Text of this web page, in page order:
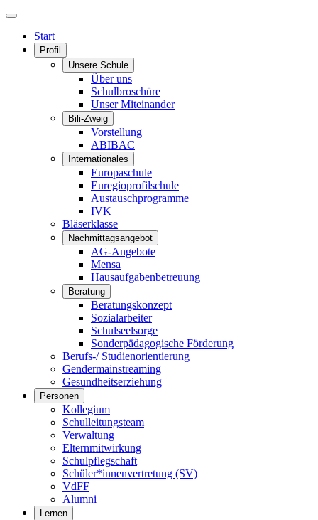
Start
Profil
Unsere Schule
Über uns
Schulbroschüre
Unser Miteinander
Bili-Zweig
Vorstellung
ABIBAC
Internationales
Europaschule
Euregioprofilschule
Austauschprogramme
IVK
Bläserklasse
Nachmittagsangebot
AG-Angebote
Mensa
Hausaufgabenbetreuung
Beratung
Beratungskonzept
Sozialarbeiter
Schulseelsorge
Sonderpädagogische Förderung
Berufs-/ Studienorientierung
Gendermainstreaming
Gesundheitserziehung
Personen
Kollegium
Schulleitungsteam
Verwaltung
Elternmitwirkung
Schulpflegschaft
Schüler*innenvertretung (SV)
VdFF
Alumni
Lernen